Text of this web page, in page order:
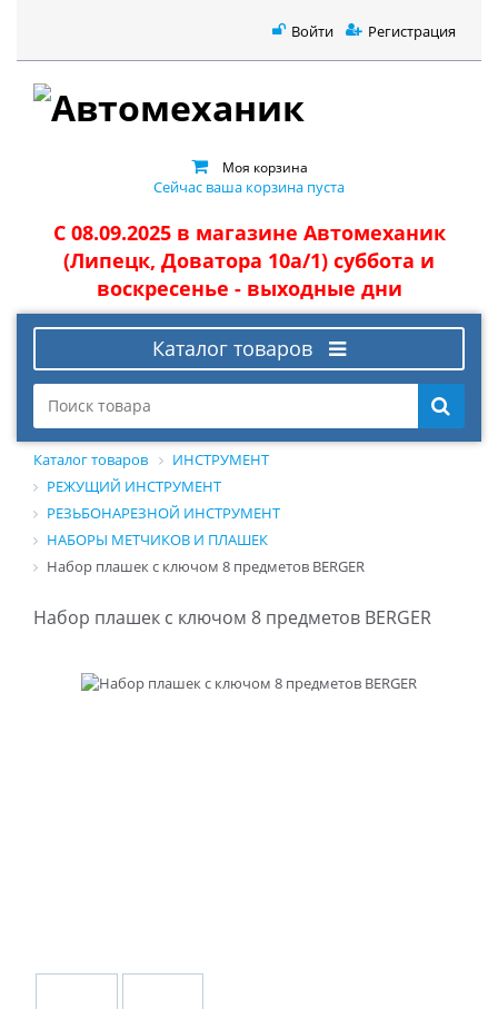
Войти Регистрация
Моя корзина
Сейчас ваша корзина пуста
С 08.09.2025 в магазине Автомеханик
(Липецк, Доватора 10а/1) суббота и
воскресенье - выходные дни
Каталог товаров
Каталог товаров
ИНСТРУМЕНТ
РЕЖУЩИЙ ИНСТРУМЕНТ
РЕЗЬБОНАРЕЗНОЙ ИНСТРУМЕНТ
НАБОРЫ МЕТЧИКОВ И ПЛАШЕК
Набор плашек с ключом 8 предметов BERGER
Набор плашек с ключом 8 предметов BERGER